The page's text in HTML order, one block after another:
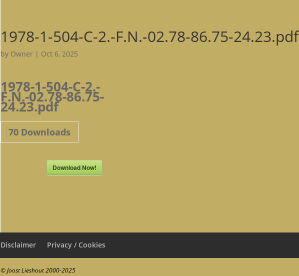
1978-1-504-C-2.-F.N.-02.78-86.75-24.23.pdf
by Owner| Oct 6, 2025
1978-1-504-C-2.-
F.N.-02.78-86.75-
24.23.pdf
70Downloads
Download Now!
Disclaimer Privacy / Cookies
© Joost Lieshout 2000-2025